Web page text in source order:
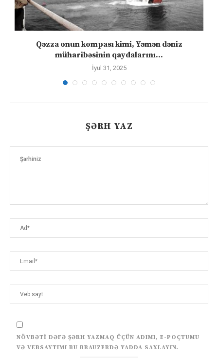
Qəzza onun kompası kimi, Yəmən dəniz
müharibəsinin qaydalarını...
İyul 31, 2025
ŞƏRH YAZ
NÖVBƏTI DƏFƏ ŞƏRH YAZMAQ ÜÇÜN ADIMI, E-POÇTUMU
VƏ VEBSAYTIMI BU BRAUZERDƏ YADDA SAXLAYIN.